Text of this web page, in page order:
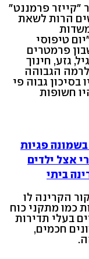
"קייזר פרמננט"
נתבקשו כ-900 נשים הרות לשאת
שעות של "יום טיפוסי
פרמטרים
גזע, חינוך
הגבוהה
גבוה פי
חשופות
פגיות
אצל ילדים
ביתי
הקרינה לו
כמו מתקני כוח
בעלי תדירות
חכמים,